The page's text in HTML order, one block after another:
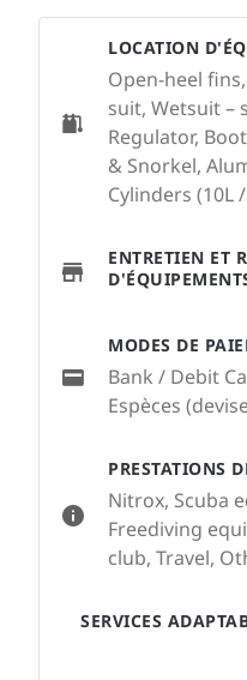
PRESTATIONS
Nitrox, Scuba
Freediving
club, Travel,
SERVICES
LOCATION
Open-heel
suit, Wetsuit –
Regulator,
& Snorkel,
Cylinders (10L
ENTRETIEN ET
MODES DE
Bank / Debit
Espèces